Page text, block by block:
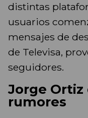
distintas
usuarios
mensajes de
de Televisa,
seguidores.
Jorge Ortiz
rumores